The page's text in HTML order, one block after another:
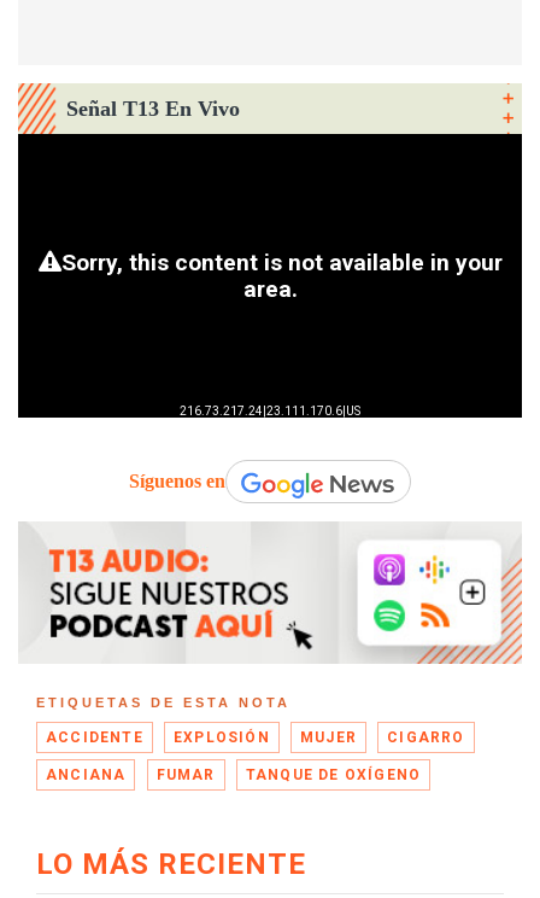
Señal T13 En Vivo
Síguenos en
ETIQUETAS DE ESTA NOTA
ACCIDENTE EXPLOSIÓN MUJER CIGARRO
ANCIANA FUMAR TANQUE DE OXÍGENO
LO MÁS RECIENTE